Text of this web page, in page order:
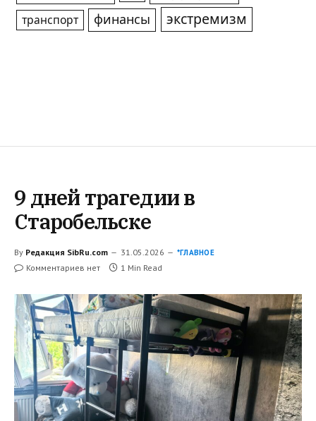
транспорт финансы экстремизм
9 дней трагедии в
Старобельске
By Редакция SibRu.com 31.05.2026 *ГЛАВНОЕ
Комментариев нет 1 Min Read